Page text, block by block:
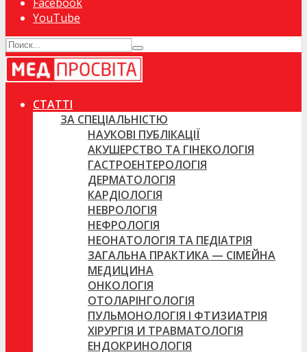
Facebook
YouTube
СТАТТІ
ЗА СПЕЦІАЛЬНІСТЮ
НАУКОВІ ПУБЛІКАЦІЇ
АКУШЕРСТВО ТА ГІНЕКОЛОГІЯ
ГАСТРОЕНТЕРОЛОГІЯ
ДЕРМАТОЛОГІЯ
КАРДІОЛОГІЯ
НЕВРОЛОГІЯ
НЕФРОЛОГІЯ
НЕОНАТОЛОГІЯ ТА ПЕДІАТРІЯ
ЗАГАЛЬНА ПРАКТИКА — СІМЕЙНА
МЕДИЦИНА
ОНКОЛОГІЯ
ОТОЛАРІНГОЛОГІЯ
ПУЛЬМОНОЛОГІЯ І ФТИЗИАТРІЯ
ХІРУРГІЯ И ТРАВМАТОЛОГІЯ
ЕНДОКРИНОЛОГІЯ